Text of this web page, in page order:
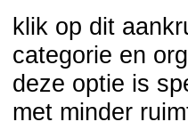
klik op dit
categorie en
deze optie is
met minder